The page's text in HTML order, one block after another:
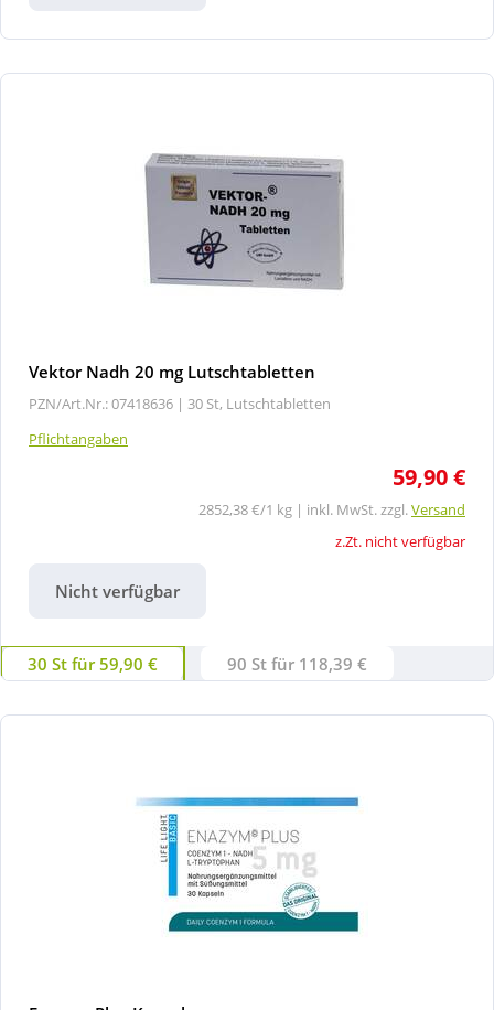
Vektor Nadh 20 mg Lutschtabletten
PZN/Art.Nr.: 07418636 | 30 St, Lutschtabletten
Pflichtangaben
59,90 €
2852,38 €/1 kg | inkl. MwSt. zzgl.Versand
z.Zt. nicht verfügbar
Nicht verfügbar
30 St für 59,90 € 90 St für 118,39 €